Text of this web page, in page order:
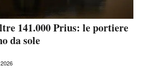
141.000 Prius: le portiere
da sole